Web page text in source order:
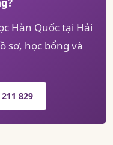
Hàn Quốc tại Hải
sơ, học bổng và
829